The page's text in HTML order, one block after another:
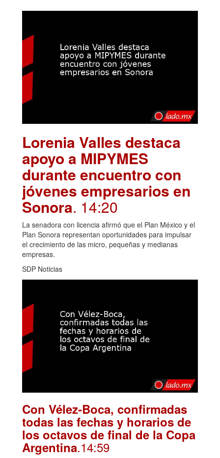
Lorenia Valles destaca
apoyo a MIPYMES
durante encuentro con
jóvenes empresarios en
Sonora. 14:20
La senadora con licencia afirmó que el Plan México y el
Plan Sonora representan oportunidades para impulsar
el crecimiento de las micro, pequeñas y medianas
empresas.
SDP Noticias
Con Vélez-Boca, confirmadas
todas las fechas y horarios de
los octavos de final de la Copa
Argentina.14:59